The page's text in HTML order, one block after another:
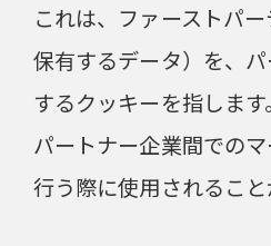
これは、ファーストパ
保有するデータ）を、
するクッキーを指しま
パートナー企業間での
行う際に使用されること